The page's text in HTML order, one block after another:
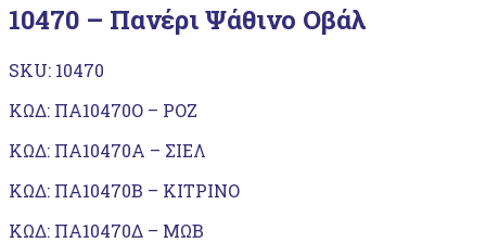
10470 – Πανέρι Ψάθινο Οβάλ
SKU: 10470
ΚΩΔ: ΠΑ10470Ο – ΡΟΖ
ΚΩΔ: ΠΑ10470Α – ΣΙΕΛ
ΚΩΔ: ΠΑ10470Β – ΚΙΤΡΙΝΟ
ΚΩΔ: ΠΑ10470Δ – ΜΩΒ